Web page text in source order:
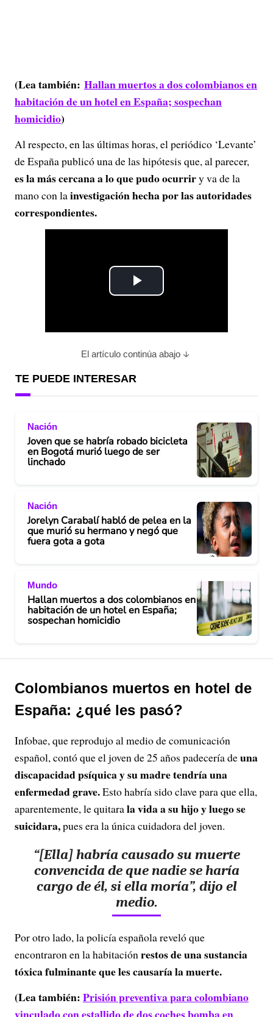
(Lea también: Hallan muertos a dos colombianos en
habitación de un hotel en España; sospechan
homicidio)
Al respecto, en las últimas horas, el periódico ‘Levante’
de España publicó una de las hipótesis que, al parecer,
es la más cercana a lo que pudo ocurriry va de la
mano con lainvestigación hecha por las autoridades
correspondientes.
P
a
d
o
El artículo continúa abajo
TE PUEDE INTERESAR
Nación
Joven que se habría robado bicicleta
en Bogotá murió luego de ser
linchado
Nación
Jorelyn Carabalí habló de pelea en la
que murió su hermano y negó que
fuera gota a gota
Mundo
Hallan muertos a dos colombianos en
habitación de un hotel en España;
sospechan homicidio
Colombianos muertos en hotel de
España: ¿qué les pasó?
Infobae, que reprodujo al medio de comunicación
español, contó que el joven de 25 años padecería deuna
discapacidad psíquica y su madre tendría una
enfermedad grave.Esto habría sido clave para que ella,
aparentemente, le quitarala vida a su hijo y luego se
suicidara,pues era la única cuidadora del joven.
“[Ella] habría causado su muerte
convencida de quenadie se haría
cargo de él, si ella moría”, dijo el
medio.
Por otro lado, la policía española reveló que
encontraron en la habitaciónrestos de una sustancia
tóxica fulminante que les causaría la muerte.
(Lea también:Prisión preventiva para colombiano